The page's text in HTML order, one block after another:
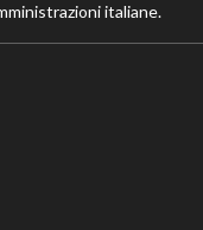
italiane.